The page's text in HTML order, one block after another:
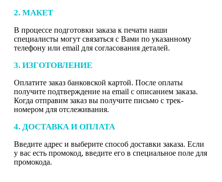
2. МАКЕТ
В процессе подготовки заказа к печати наши
специалисты могут связаться с Вами по указанному
телефону или email для согласования деталей.
3. ИЗГОТОВЛЕНИЕ
Оплатите заказ банковской картой. После оплаты
получите подтверждение на email с описанием заказа.
Когда отправим заказ вы получите письмо с трек-
номером для отслеживания.
4. ДОСТАВКА И ОПЛАТА
Введите адрес и выберите способ доставки заказа. Если
у вас есть промокод, введите его в специальное поле для
промокода.